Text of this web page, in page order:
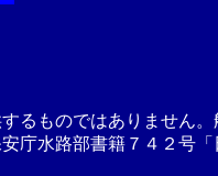
るものではありません
庁水路部書籍７４２号